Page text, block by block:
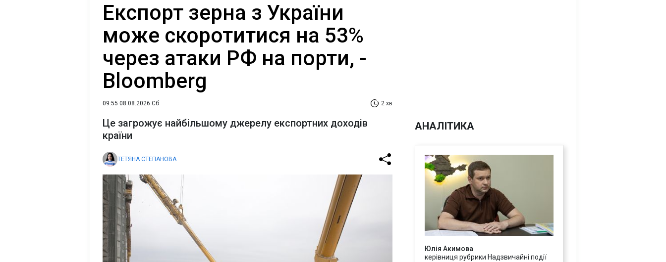
Експорт зерна з України
може скоротитися на 53%
через атаки РФ на порти, -
Bloomberg
09:55 08.08.2026 Сб 2 хв
Це загрожує найбільшому джерелу експортних доходів
країни
ТЕТЯНА СТЕПАНОВА
АНАЛІТИКА
Юлія Акимова
керівниця рубрики Надзвичайні події